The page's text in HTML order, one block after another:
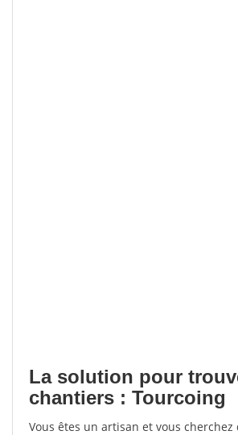
La solution pour
chantiers : Tourcoing
Vous êtes un artisan et vous cherchez